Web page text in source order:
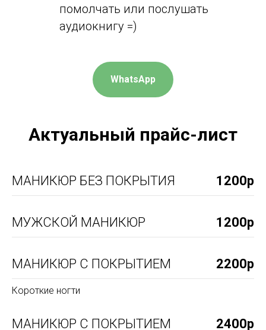
помолчать или послушать
аудиокнигу =)
WhatsApp
Актуальный прайс-лист
МАНИКЮР БЕЗ ПОКРЫТИЯ 1200р
МУЖСКОЙ МАНИКЮР 1200р
МАНИКЮР С ПОКРЫТИЕМ 2200р
Короткие ногти
МАНИКЮР С ПОКРЫТИЕМ 2400р